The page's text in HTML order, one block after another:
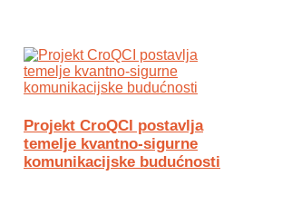
Projekt CroQCI postavlja
temelje kvantno-sigurne
komunikacijske budućnosti